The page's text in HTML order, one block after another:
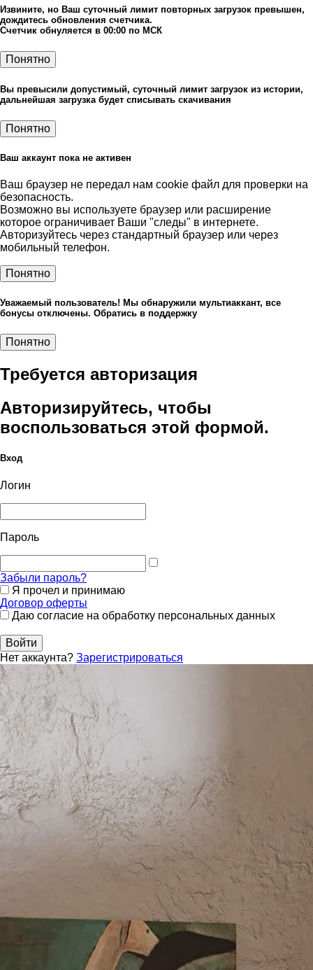
Извините, но Ваш суточный лимит повторных загрузок превышен,
дождитесь обновления счетчика.
Счетчик обнуляется в 00:00 по МСК
Понятно
Вы превысили допустимый, суточный лимит загрузок из истории,
дальнейшая загрузка будет списывать скачивания
Понятно
Ваш аккаунт пока не активен
Ваш браузер не передал нам cookie файл для проверки на
безопасность.
Возможно вы используете браузер или расширение
которое ограничивает Ваши "следы" в интернете.
Авторизуйтесь через стандартный браузер или через
мобильный телефон.
Понятно
Уважаемый пользователь! Мы обнаружили мультиаккант, все
бонусы отключены. Обратись в поддержку
Понятно
Требуется авторизация
Авторизируйтесь, чтобы
воспользоваться этой формой.
Вход
Логин
Пароль
Забыли пароль?
Я прочел и принимаю
Договор оферты
Даю согласие на обработку персональных данных
Войти
Нет аккаунта? Зарегистрироваться